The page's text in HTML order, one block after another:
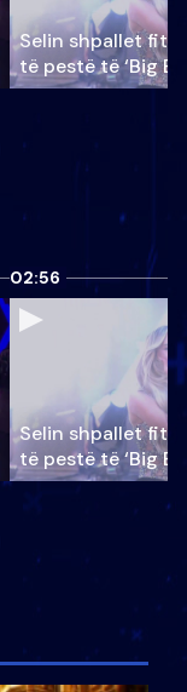
Selin shpallet
të pestë të ‘Big
02:56
Selin shpallet
të pestë të ‘Big